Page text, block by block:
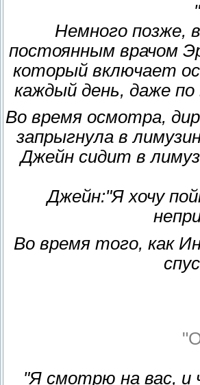
Немного позже,
постоянным врачом
который включает
каждый день, даже
Во время осмотра,
запрыгнула в
Джейн сидит в
Джейн:"Я хочу
Во время того, как
"Я смотрю на вас, и